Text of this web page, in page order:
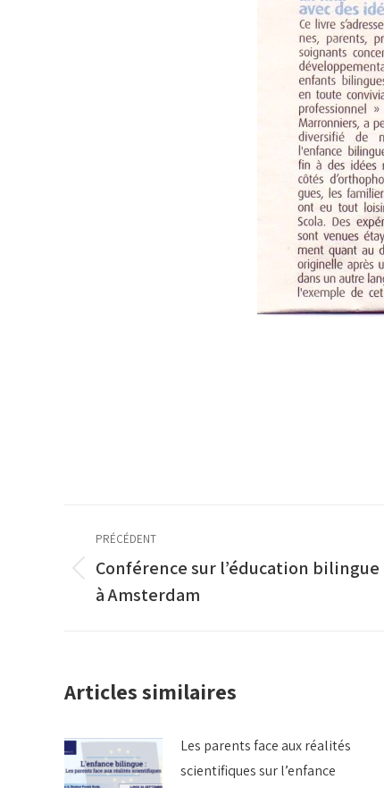
Navigation
article
PRÉCÉDENT
Article
précédent
Conférence sur l’éducation bilingue
à Amsterdam
Articles similaires
Les parents face aux réalités
scientifiques sur l’enfance